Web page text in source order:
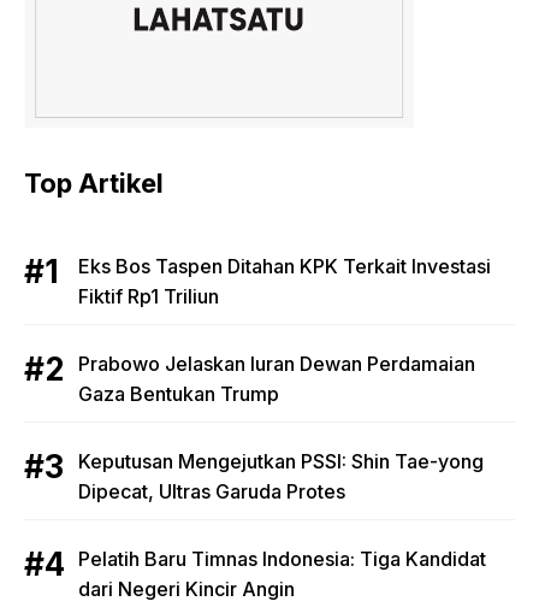
Top Artikel
Eks Bos Taspen Ditahan KPK Terkait Investasi
Fiktif Rp1 Triliun
Prabowo Jelaskan Iuran Dewan Perdamaian
Gaza Bentukan Trump
Keputusan Mengejutkan PSSI: Shin Tae-yong
Dipecat, Ultras Garuda Protes
Pelatih Baru Timnas Indonesia: Tiga Kandidat
dari Negeri Kincir Angin